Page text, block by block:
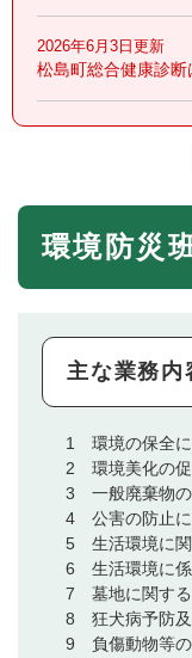
2026年6月3日更新
松島町総合健康診
環境防災
主な業務内
1 環境の保全に
2 環境美化の促
3 一般廃棄物の
4 公害の防止に
5 生活環境に関
6 生活環境に係
7 墓地に関する
8 狂犬病予防及
9 負傷動物等の